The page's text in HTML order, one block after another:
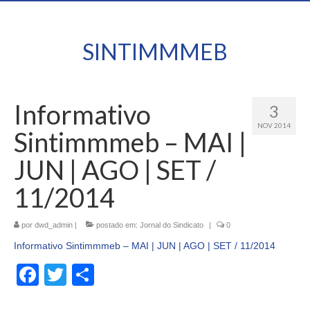
SINTIMMMEB
3
NOV 2014
Informativo
Sintimmmeb – MAI |
JUN | AGO | SET /
11/2014
por dwd_admin | postado em: Jornal do Sindicato | 0
Informativo Sintimmmeb – MAI | JUN | AGO | SET / 11/2014
Facebook
Twitter